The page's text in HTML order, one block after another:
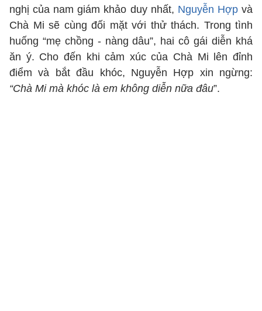
nghị của nam giám khảo duy nhất, Nguyễn Hợpvà
Chà Mi sẽ cùng đối mặt với thử thách. Trong tình
huống “mẹ chồng - nàng dâu”, hai cô gái diễn khá
ăn ý. Cho đến khi cảm xúc của Chà Mi lên đỉnh
điểm và bắt đầu khóc, Nguyễn Hợp xin ngừng:
“Chà Mi mà khóc là em không diễn nữa đâu”.